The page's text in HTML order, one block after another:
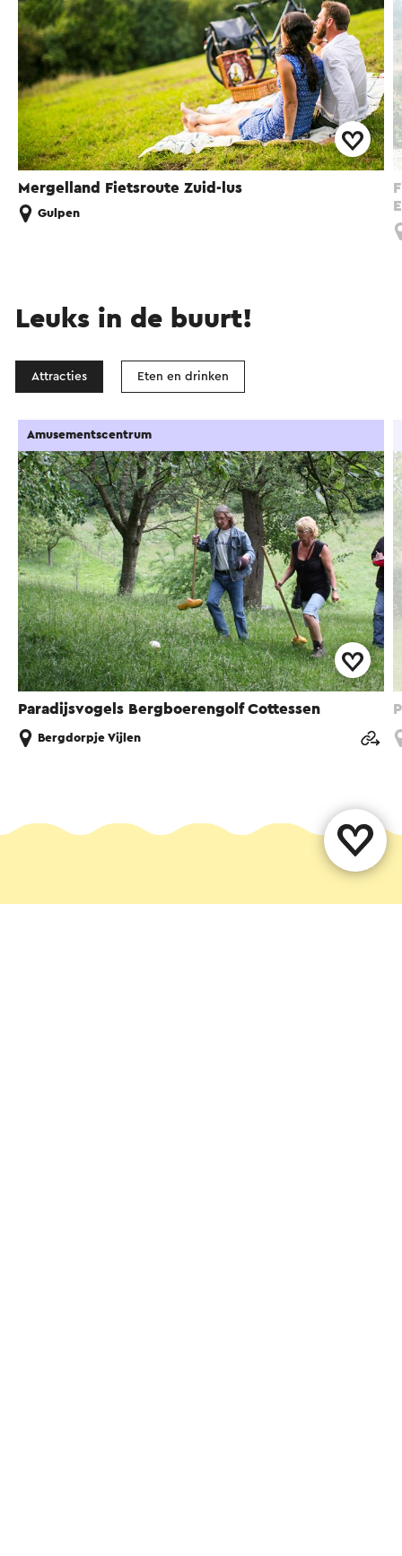
Mergelland Fietsroute Zuid-lus
Gulpen
Leuks in de buurt!
Attracties Eten en drinken
Paradijsvogels Bergboerengolf Cottessen
Amusementscentrum
Bergdorpje Vijlen